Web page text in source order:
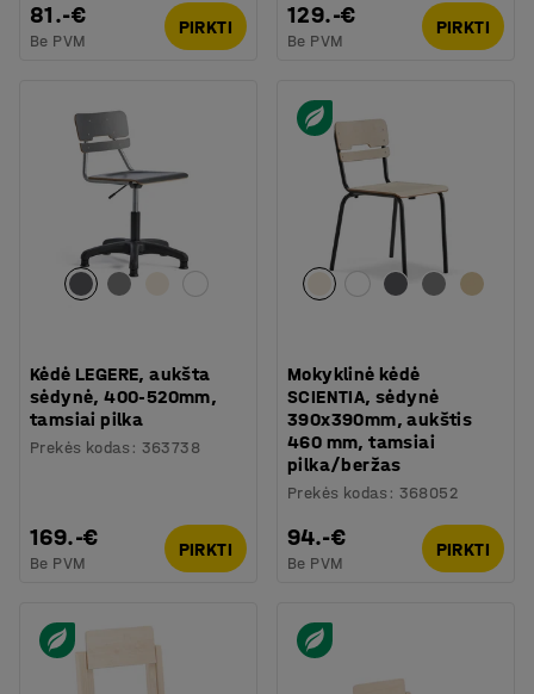
81.-€
Be PVM
PIRKTI 129.-€
Be PVM
PIRKTI
Kėdė LEGERE, aukšta
sėdynė, 400-520mm,
tamsiai pilka
Prekės kodas : 363738
169.-€
Be PVM
PIRKTI
Mokyklinė kėdė
SCIENTIA, sėdynė
390x390mm, aukštis
460 mm, tamsiai
pilka/beržas
Prekės kodas : 368052
94.-€
Be PVM
PIRKTI